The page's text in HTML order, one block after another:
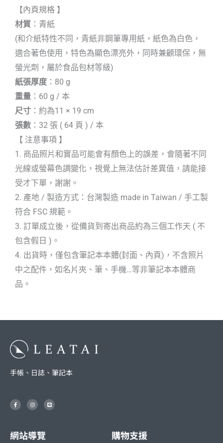
【內頁規格 】
材質 ：青紙
(和介紙特性不同，青紙非鋼筆專用紙，紙色為白色，
適合著色使用，特色為顯色漂亮外，同時兼顧環保，無
螢光劑，屬於食品包材等級)
紙張厚度 ：80 g
重量 ：60 g / 本
尺寸 ：約為11 × 19 cm
張數 ：32 張 ( 64 頁 ) / 本
【 注意事項 】
1. 商品照片和實品可能會有顏色上的誤差，會隨著不同
光線或螢幕色調變化，視覺上無法估計差異值，請能接
受才下單，謝謝。
2. 產地 / 製造方式：台灣製造 made in Taiwan / 手工製
符合 FSC 規範。
3. 訂單成立後，從備貨到寄出商品約為三個工作天 ( 不
包含假日 )。
4. 出貨時，僅包含筆記本本體(封面、內頁)，不含照片
中之配件，如名片夾、筆、手機…等非筆記本本體商
品。
手帳、日誌、筆記本
F
a
c
o
k
-
I
n
s
r
a
m
L
i
n
網站導覽 購物支援